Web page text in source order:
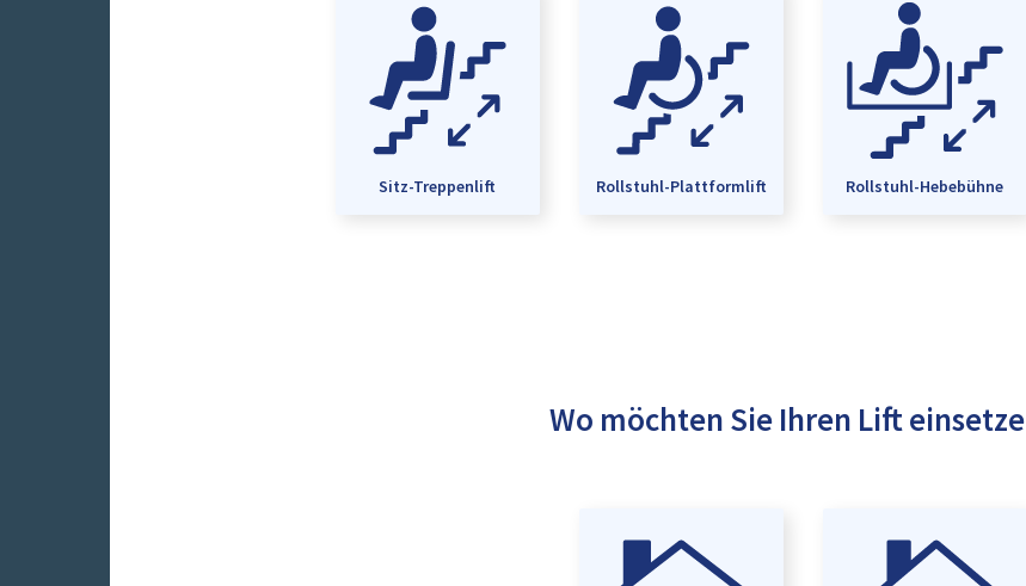
Sitz-Treppenlift Rollstuhl-Plattformlift Rollstuhl-Hebebühne
Wo möchten Sie Ihren Lift